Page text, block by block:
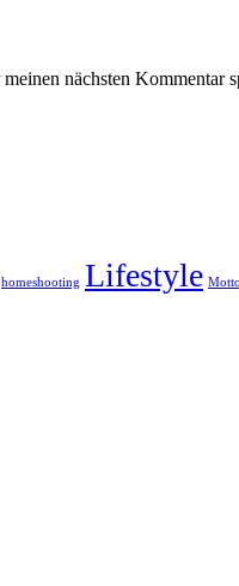
nächsten Kommentar
homeshooting Lifestyle Motto